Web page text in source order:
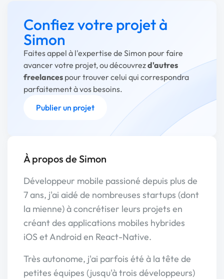
Confiez votre projet à
Simon
Faites appel à l'expertise de Simon pour faire
avancer votre projet, ou découvrezd'autres
freelances pour trouver celui qui correspondra
parfaitement à vos besoins.
Publier un projet
À propos de Simon
Développeur mobile passioné depuis plus de
7 ans, j'ai aidé de nombreuses startups (dont
la mienne) à concrétiser leurs projets en
créant des applications mobiles hybrides
iOS et Android en React-Native.
Très autonome, j'ai parfois été à la tête de
petites équipes (jusqu'à trois développeurs)